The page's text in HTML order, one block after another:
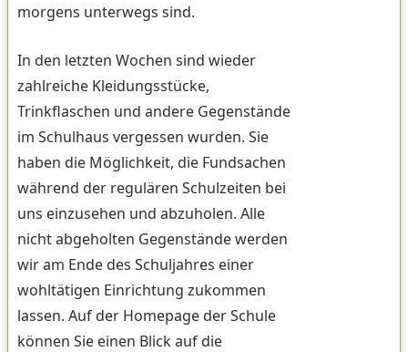
morgens unterwegs sind.
In den letzten Wochen sind wieder
zahlreiche Kleidungsstücke,
Trinkflaschen und andere Gegenstände
im Schulhaus vergessen wurden. Sie
haben die Möglichkeit, die Fundsachen
während der regulären Schulzeiten bei
uns einzusehen und abzuholen. Alle
nicht abgeholten Gegenstände werden
wir am Ende des Schuljahres einer
wohltätigen Einrichtung zukommen
lassen. Auf der Homepage der Schule
können Sie einen Blick auf die